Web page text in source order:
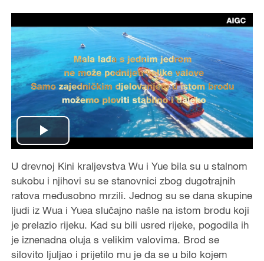
P
l
a
y
V
U drevnoj Kini kraljevstva Wu i Yue bila su u stalnom
sukobu i njihovi su se stanovnici zbog dugotrajnih
ratova međusobno mrzili. Jednog su se dana skupine
ljudi iz Wua i Yuea slučajno našle na istom brodu koji
je prelazio rijeku. Kad su bili usred rijeke, pogodila ih
je iznenadna oluja s velikim valovima. Brod se
silovito ljuljao i prijetilo mu je da se u bilo kojem